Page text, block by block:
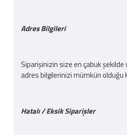
Adres Bilgileri
Siparişinizin size en çabuk
adres bilgilerinizi mümkün olduğu
Hatalı / Eksik Siparişler